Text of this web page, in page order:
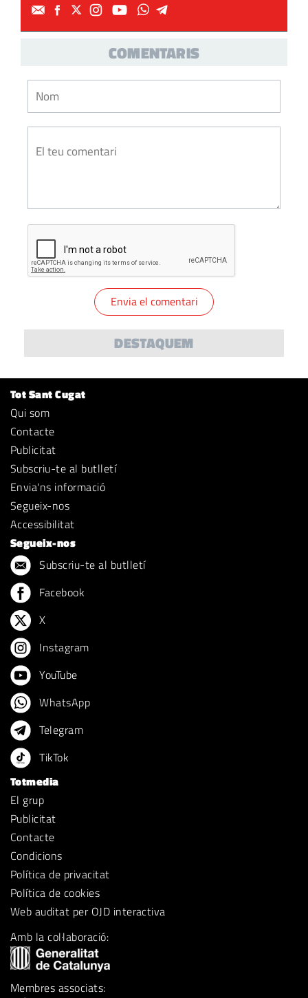
COMENTARIS
DESTAQUEM
Tot Sant Cugat
Qui som
Contacte
Publicitat
Subscriu-te al butlletí
Envia'ns informació
Segueix-nos
Accessibilitat
Segueix-nos
Subscriu-te al butlletí
Facebook
X
Instagram
YouTube
WhatsApp
Telegram
TikTok
Totmedia
El grup
Publicitat
Contacte
Condicions
Política de privacitat
Política de cookies
Web auditat per OJD interactiva
Amb la col·laboració:
Membres associats: